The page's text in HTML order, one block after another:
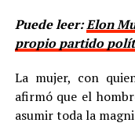
Puede leer:Elon
propio partido
La mujer, con
afirmó que el
asumir toda la